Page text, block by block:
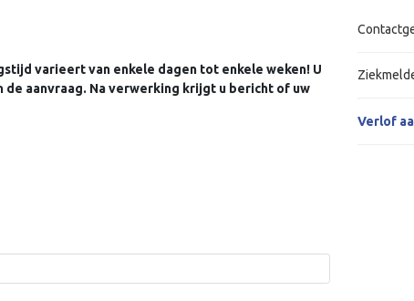
varieert van enkele dagen tot enkele weken! U
aanvraag. Na verwerking krijgt u bericht of uw
Verlof